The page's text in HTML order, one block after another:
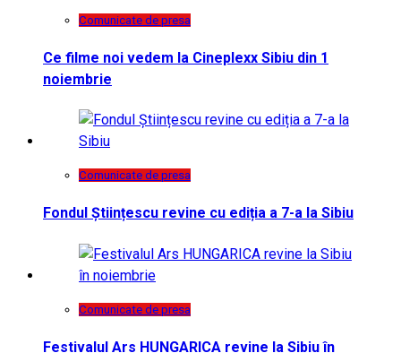
Comunicate de presa
Ce filme noi vedem la Cineplexx Sibiu din 1
noiembrie
Comunicate de presa
Fondul Științescu revine cu ediția a 7-a la Sibiu
Comunicate de presa
Festivalul Ars HUNGARICA revine la Sibiu în